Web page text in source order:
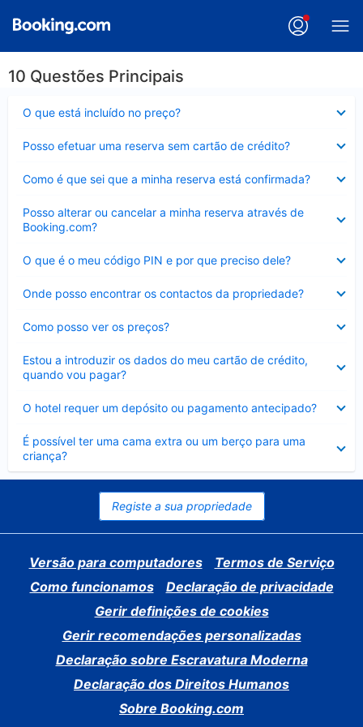
10 Questões Principais
O que está incluído no preço?
fechado
Posso efetuar uma reserva sem cartão de crédito?
fechado
Como é que sei que a minha reserva está confirmada?
fechado
Posso alterar ou cancelar a minha reserva através de
Booking.com?
fechado
O que é o meu código PIN e por que preciso dele?
fechado
Onde posso encontrar os contactos da propriedade?
fechado
Como posso ver os preços?
fechado
Estou a introduzir os dados do meu cartão de crédito,
quando vou pagar?
fechado
O hotel requer um depósito ou pagamento antecipado?
fechado
É possível ter uma cama extra ou um berço para uma
criança?
Elemento
fechado
Registe a sua propriedade
Versão para computadores
Termos de Serviço
Como funcionamos
Declaração de privacidade
Gerir definições de cookies
Gerir recomendações personalizadas
Declaração sobre Escravatura Moderna
Declaração dos Direitos Humanos
Sobre Booking.com